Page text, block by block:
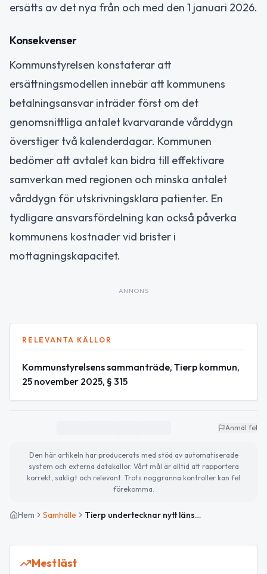
ersätts av det nya från och med den 1 januari 2026.
Konsekvenser
Kommunstyrelsen konstaterar att
ersättningsmodellen innebär att kommunens
betalningsansvar inträder först om det
genomsnittliga antalet kvarvarande vårddygn
överstiger två kalenderdagar. Kommunen
bedömer att avtalet kan bidra till effektivare
samverkan med regionen och minska antalet
vårddygn för utskrivningsklara patienter. En
tydligare ansvarsfördelning kan också påverka
kommunens kostnader vid brister i
mottagningskapacitet.
ANNONS
RELEVANTA KÄLLOR
Kommunstyrelsens sammanträde, Tierp kommun,
25 november 2025, § 315
Anmäl fel
Den här artikeln har producerats med stöd av automatiserade
system och externa datakällor. Vårt mål är alltid att rapportera
korrekt, sakligt och relevant. Trots noggranna kontroller kan fel
förekomma.
Hem Samhälle Tierp undertecknar nytt länsavtal om utskrivningsklara patienter
Mest läst